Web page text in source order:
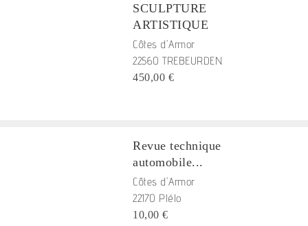
SCULPTURE
ARTISTIQUE
Côtes d'Armor
22560 TREBEURDEN
450,00 €
Revue technique
automobile...
Côtes d'Armor
22170 Plélo
10,00 €